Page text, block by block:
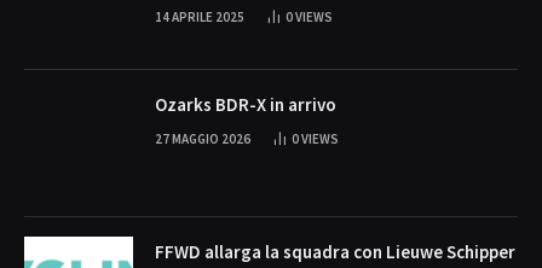
14 APRILE 2025 0VIEWS
Ozarks BDR-X in arrivo
27 MAGGIO 2026 0VIEWS
FFWD allarga la squadra con Lieuwe Schipper